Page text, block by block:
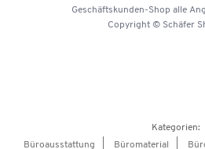
Geschäftskunden-Shop alle
Copyright © Schäfer
Kategorien:
Büroausstattung
Büromaterial